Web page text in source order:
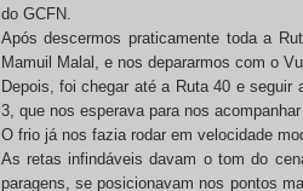
do GCFN.
Após descermos praticamente toda a
Mamuil Malal, e nos depararmos com o
Depois, foi chegar até a Ruta 40 e seguir
3, que nos esperava para nos
O frio já nos fazia rodar em velocidade
As retas infindáveis davam o tom do
paragens, se posicionavam nos pontos